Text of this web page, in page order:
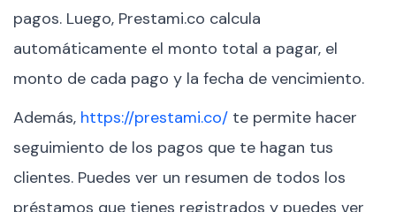
pagos. Luego, Prestami.co calcula
automáticamente el monto total a pagar, el
monto de cada pago y la fecha de vencimiento.
Además, https://prestami.co/ te permite hacer
seguimiento de los pagos que te hagan tus
clientes. Puedes ver un resumen de todos los
préstamos que tienes registrados y puedes ver